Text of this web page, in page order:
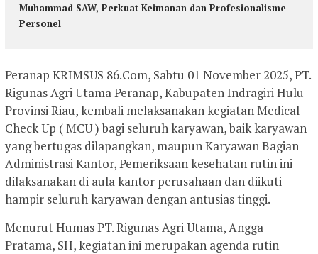
Muhammad SAW, Perkuat Keimanan dan Profesionalisme
Personel
Peranap KRIMSUS 86.Com, Sabtu 01 November 2025, PT.
Rigunas Agri Utama Peranap, Kabupaten Indragiri Hulu
Provinsi Riau, kembali melaksanakan kegiatan Medical
Check Up ( MCU ) bagi seluruh karyawan, baik karyawan
yang bertugas dilapangkan, maupun Karyawan Bagian
Administrasi Kantor, Pemeriksaan kesehatan rutin ini
dilaksanakan di aula kantor perusahaan dan diikuti
hampir seluruh karyawan dengan antusias tinggi.
Menurut Humas PT. Rigunas Agri Utama, Angga
Pratama, SH, kegiatan ini merupakan agenda rutin